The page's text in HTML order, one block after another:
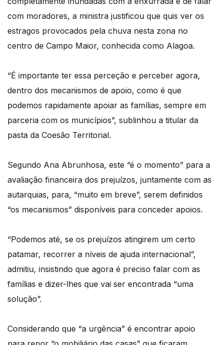
com moradores, a ministra justificou que quis ver os
estragos provocados pela chuva nesta zona no
centro de Campo Maior, conhecida como Alagoa.
“É importante ter essa perceção e perceber agora,
dentro dos mecanismos de apoio, como é que
podemos rapidamente apoiar as famílias, sempre em
parceria com os municípios”, sublinhou a titular da
pasta da Coesão Territorial.
Segundo Ana Abrunhosa, este “é o momento” para a
avaliação financeira dos prejuízos, juntamente com as
autarquias, para, “muito em breve”, serem definidos
“os mecanismos” disponíveis para conceder apoios.
“Podemos até, se os prejuízos atingirem um certo
patamar, recorrer a níveis de ajuda internacional”,
admitiu, insistindo que agora é preciso falar com as
famílias e dizer-lhes que vai ser encontrada “uma
solução”.
Considerando que “a urgência” é encontrar apoio